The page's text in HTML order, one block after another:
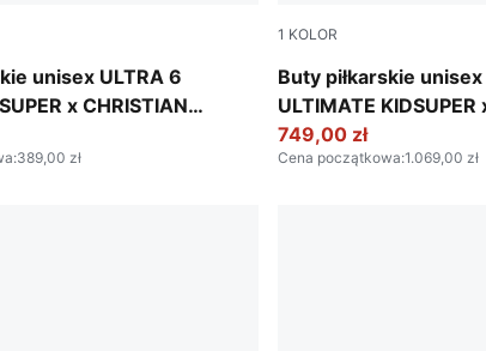
unisex ULTRA 6
x CHRISTIAN
Pink Lilac-Dusky Blue
:389,00 zł
1 KOLOR
Buty piłkarskie unisex
ULTIMATE KIDSUPER
PULISIC FG
PUMA White-Pink
749,00 zł
Cena początkowa:1.069,00 zł